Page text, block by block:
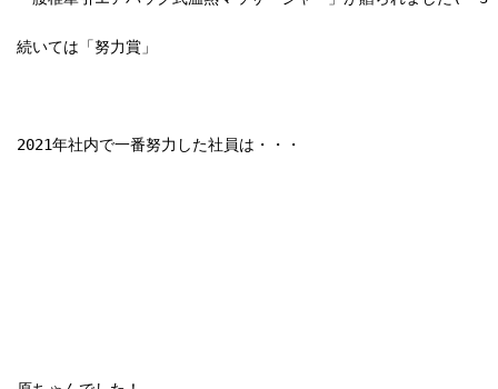
続いては「努力賞」
2021年社内で一番努力した社員は・・・